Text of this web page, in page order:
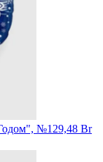
№1 29,48 Br